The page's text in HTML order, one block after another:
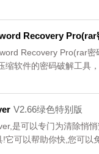
Recovery Pro(rar
Recovery Pro(rar
缩软件的密码破解工具
V2.66绿色特别版
是可以专门为清除悄
它可以帮助你快,您可以